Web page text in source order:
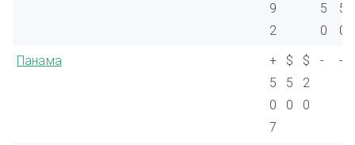
9
2
5
0
5
0
Панама
+
5
0
7
$
5
0
$
2
0
- -